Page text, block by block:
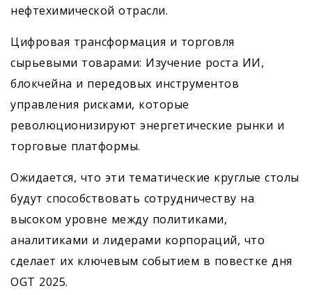
нефтехимической отрасли.
Цифровая трансформация и торговля
сырьевыми товарами: Изучение роста ИИ,
блокчейна и передовых инструментов
управления рисками, которые
революционизируют энергетические рынки и
торговые платформы.
Ожидается, что эти тематические круглые столы
будут способствовать сотрудничеству на
высоком уровне между политиками,
аналитиками и лидерами корпораций, что
сделает их ключевым событием в повестке дня
OGT 2025.